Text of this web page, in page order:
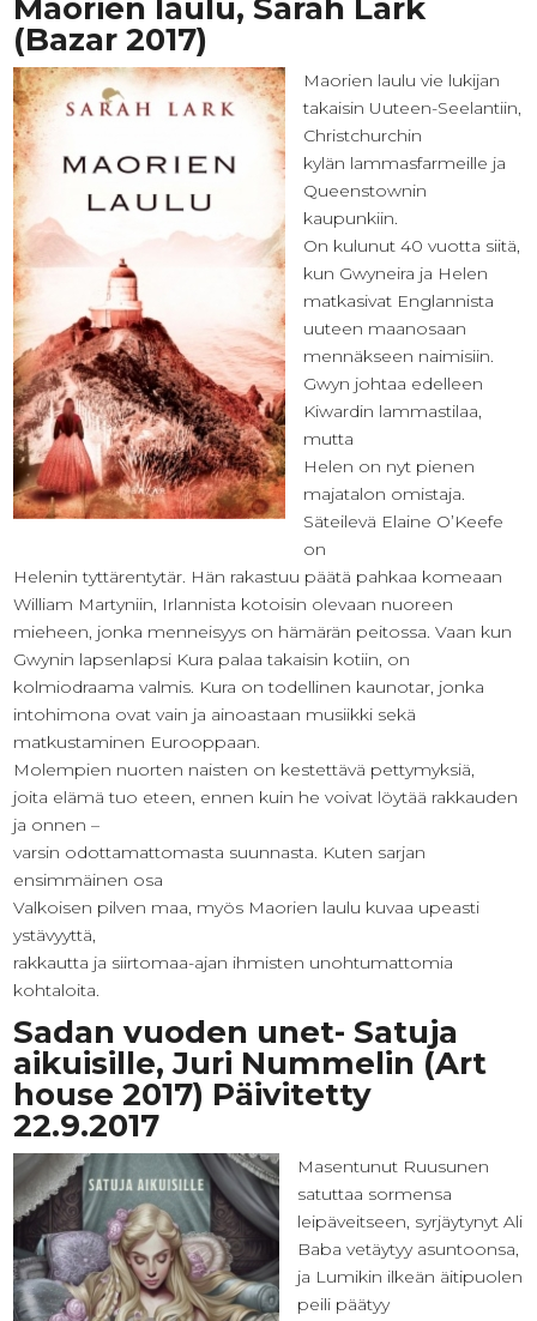
Maorien laulu, Sarah Lark
(Bazar 2017)
Maorien laulu vie lukijan
takaisin Uuteen-Seelantiin,
Christchurchin
kylän lammasfarmeille ja
Queenstownin
kaupunkiin.
On kulunut 40 vuotta siitä,
kun Gwyneira ja Helen
matkasivat Englannista
uuteen maanosaan
mennäkseen naimisiin.
Gwyn johtaa edelleen
Kiwardin lammastilaa,
mutta
Helen on nyt pienen
majatalon omistaja.
Säteilevä Elaine O’Keefe
on
Helenin tyttärentytär. Hän rakastuu päätä pahkaa komeaan
William Martyniin, Irlannista kotoisin olevaan nuoreen
mieheen, jonka menneisyys on hämärän peitossa. Vaan kun
Gwynin lapsenlapsi Kura palaa takaisin kotiin, on
kolmiodraama valmis. Kura on todellinen kaunotar, jonka
intohimona ovat vain ja ainoastaan musiikki sekä
matkustaminen Eurooppaan.
Molempien nuorten naisten on kestettävä pettymyksiä,
joita elämä tuo eteen, ennen kuin he voivat löytää rakkauden
ja onnen –
varsin odottamattomasta suunnasta. Kuten sarjan
ensimmäinen osa
Valkoisen pilven maa, myös Maorien laulu kuvaa upeasti
ystävyyttä,
rakkautta ja siirtomaa-ajan ihmisten unohtumattomia
kohtaloita.
Sadan vuoden unet- Satuja
aikuisille, Juri Nummelin (Art
house 2017) Päivitetty
22.9.2017
Masentunut Ruusunen
satuttaa sormensa
leipäveitseen, syrjäytynyt Ali
Baba vetäytyy asuntoonsa,
ja Lumikin ilkeän äitipuolen
peili päätyy